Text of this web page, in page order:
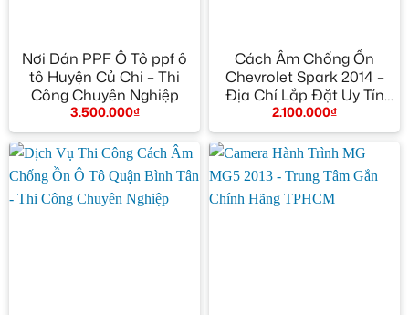
Nơi Dán PPF Ô Tô ppf ô
tô Huyện Củ Chi – Thi
Công Chuyên Nghiệp
3.500.000₫
Cách Âm Chống Ồn
Chevrolet Spark 2014 –
Địa Chỉ Lắp Đặt Uy Tín
TPHCM
2.100.000₫